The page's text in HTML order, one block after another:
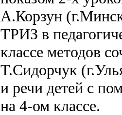
А.Корзун
ТРИЗ в
классе методов
Т.Сидорчук
и речи детей с
на 4-ом классе.